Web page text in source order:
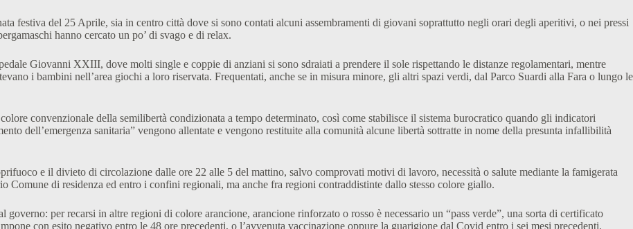
festiva del 25 Aprile, sia in centro città dove si sono contati alcuni assembramenti di giovani soprattutto negli orari degli aperitivi, o nei pressi
hanno cercato un po’ di svago e di relax.
Giovanni XXIII, dove molti single e coppie di anziani si sono sdraiati a prendere il sole rispettando le distanze regolamentari, mentre
i bambini nell’area giochi a loro riservata. Frequentati, anche se in misura minore, gli altri spazi verdi, dal Parco Suardi alla Fara o lungo le
convenzionale della semilibertà condizionata a tempo determinato, così come stabilisce il sistema burocratico quando gli indicatori
dell’emergenza sanitaria” vengono allentate e vengono restituite alla comunità alcune libertà sottratte in nome della presunta infallibilità
e il divieto di circolazione dalle ore 22 alle 5 del mattino, salvo comprovati motivi di lavoro, necessità o salute mediante la famigerata
Comune di residenza ed entro i confini regionali, ma anche fra regioni contraddistinte dallo stesso colore giallo.
governo: per recarsi in altre regioni di colore arancione, arancione rinforzato o rosso è necessario un “pass verde”, una sorta di certificato
con esito negativo entro le 48 ore precedenti, o l’avvenuta vaccinazione oppure la guarigione dal Covid entro i sei mesi precedenti.